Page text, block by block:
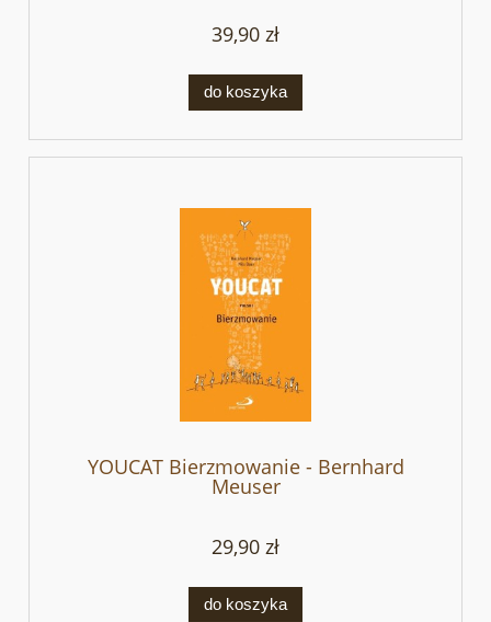
39,90 zł
do koszyka
YOUCAT Bierzmowanie - Bernhard
Meuser
29,90 zł
do koszyka